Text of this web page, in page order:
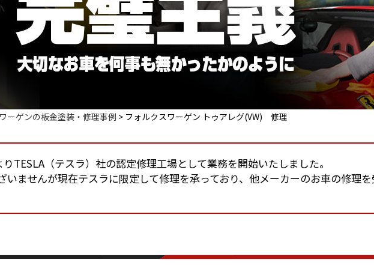
ーゲンの板金塗装・修理事例 > フォルクスワーゲン トゥアレグ(VW) 修理
TESLA（テスラ）社の認定修理工場として業務を開始いたしました。
いませんが現在テスラに限定して修理を承っており、他メーカーのお車の修理